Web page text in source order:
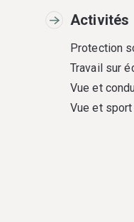
Activités
Protection
Travail sur
Vue et
Vue et sport